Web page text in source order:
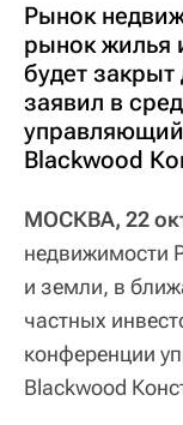
Рынок
рынок жилья
будет
заявил в
Blackwood
МОСКВА, 22
недвижимости
и земли, в
частных
конференции
Blackwood